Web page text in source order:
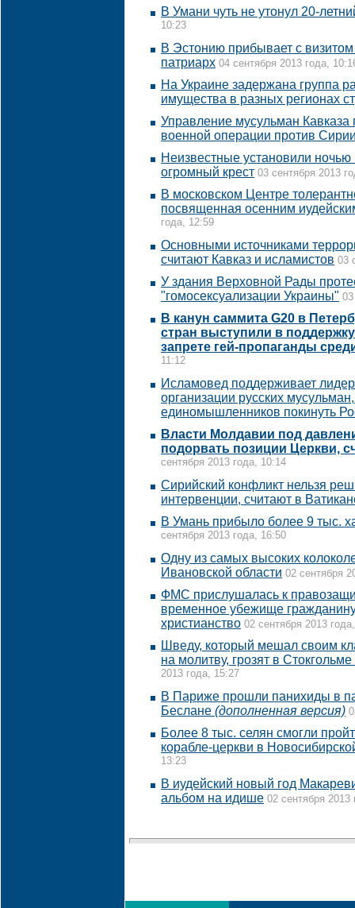
В Умани чуть не утонул 20-
10:23
В Эстонию прибывает с визитом
патриарх 04 сентября 2013 года,
На Украине задержана группа
имущества в разных регионах
Управление мусульман
военной операции против
Неизвестные установили
огромный крест 03 сентября 2013
В московском Центре
посвященная осенним
года, 12:59
Основными источниками
считают Кавказ и исламистов 03
У здания Верховной Рады
"гомосексуализации Украины"
В канун саммита G20 в
стран выступили в
запрете гей-пропаганды
11:12
Исламовед поддерживает
организации русских
единомышленников покинуть
Власти Молдавии под
подорвать позиции Церкви,
сентября 2013 года, 10:14
Сирийский конфликт нельзя
интервенции, считают в
В Умань прибыло более 9 тыс.
сентября 2013 года, 16:50
Одну из самых высоких
Ивановской области 02 сентября
ФМС прислушалась к
временное убежище
христианство 02 сентября 2013
Шведу, который мешал своим
на молитву, грозят в
2013 года, 15:27
В Париже прошли панихиды в
Беслане (дополненная версия)
Более 8 тыс. селян смогли
корабле-церкви в
13:23
В иудейский новый год
альбом на идише 02 сентября 2013